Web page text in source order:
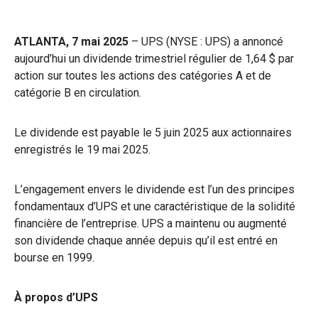
ATLANTA, 7 mai 2025 – UPS (NYSE : UPS) a annoncé
aujourd’hui un dividende trimestriel régulier de 1,64 $ par
action sur toutes les actions des catégories A et de
catégorie B en circulation.
Le dividende est payable le 5 juin 2025 aux actionnaires
enregistrés le 19 mai 2025.
L’engagement envers le dividende est l’un des principes
fondamentaux d’UPS et une caractéristique de la solidité
financière de l’entreprise. UPS a maintenu ou augmenté
son dividende chaque année depuis qu’il est entré en
bourse en 1999.
À propos d’UPS